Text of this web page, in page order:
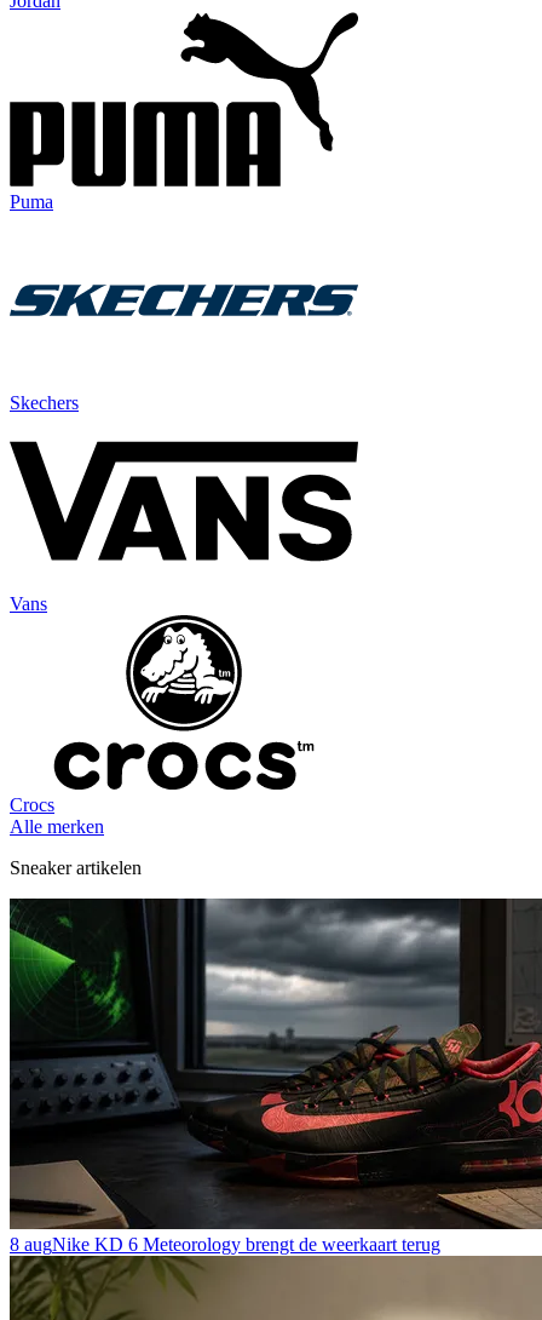
Puma
Skechers
Vans
Crocs
Alle merken
Sneaker artikelen
8 augNike KD 6 Meteorology brengt de weerkaart terug